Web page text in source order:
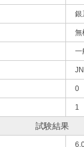
銀
無
一
0
1
試験結果